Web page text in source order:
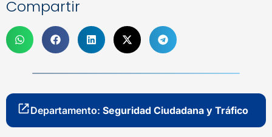
Compartir
Departamento: Seguridad Ciudadana y Tráfico